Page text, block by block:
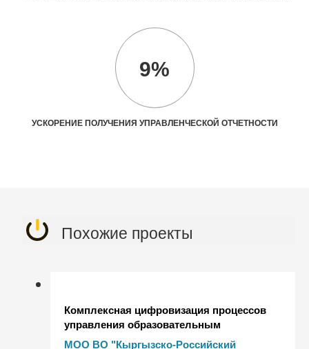
9%
УСКОРЕНИЕ ПОЛУЧЕНИЯ УПРАВЛЕНЧЕСКОЙ ОТЧЕТНОСТИ
Похожие проекты
Комплексная цифровизация процессов
управления образовательным
учреждением в Кыргызско-Российском
МОО ВО "Кыргызско-Российский